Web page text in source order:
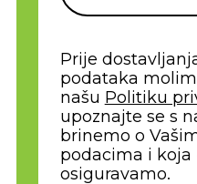
Prije
podataka
našu Politiku
upoznajte se s
brinemo o
podacima i koja
osiguravamo.